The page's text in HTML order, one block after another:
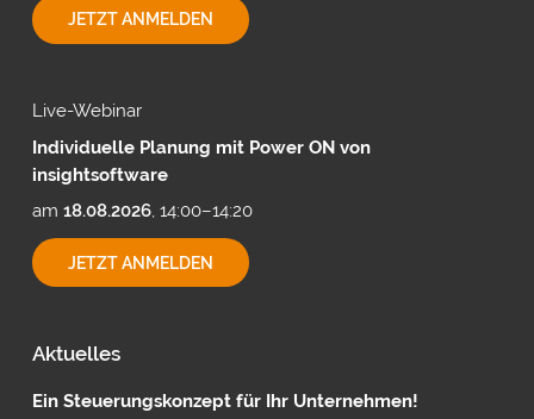
JETZT ANMELDENEXPORTMÖGLICHKEITEN
MIT
Live-Webinar
Individuelle Planung mit Power ON von
insightsoftware
am 18.08.2026, 14:00–14:20
JETZT ANMELDENINDIVIDUELLE
PLANUNG
Aktuelles
Ein Steuerungskonzept für Ihr Unternehmen!